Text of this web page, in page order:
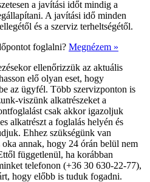
a javítási időt mindig a
A javítási idő minden
és a szerviz terheltségétől.
foglalni? Megnézem »
ellenőrizzük az aktuális
elő olyan eset, hogy
az ügyfél. Több szervizponton is
viszünk alkatrészeket a
csak akkor igazoljuk
alkatrészt a foglalás helyén és
Ehhez szükségünk van
annak, hogy 24 órán belül nem
függetlenül, ha korábban
telefonon (+36 30 630-22-77),
hogy előbb is tuduk fogadni.